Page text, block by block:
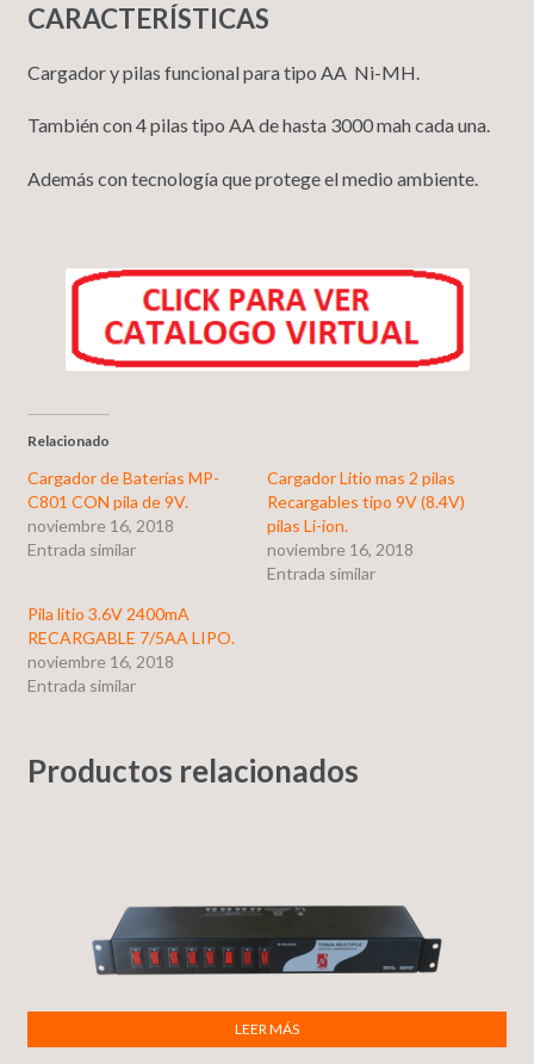
CARACTERÍSTICAS
Cargador y pilas funcional para tipo AA Ni-MH.
También con 4 pilas tipo AA de hasta 3000 mah cada una.
Además con tecnología que protege el medio ambiente.
Relacionado
Cargador de Baterías MP-
C801 CON pila de 9V.
noviembre 16, 2018
Entrada similar
Cargador Litio mas 2 pilas
Recargables tipo 9V (8.4V)
pilas Li-ion.
noviembre 16, 2018
Entrada similar
Pila litio 3.6V 2400mA
RECARGABLE 7/5AA LIPO.
noviembre 16, 2018
Entrada similar
Productos relacionados
LEER MÁS